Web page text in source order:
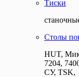
Тиски
Столы
HUT,
7204,
СУ, TSK,